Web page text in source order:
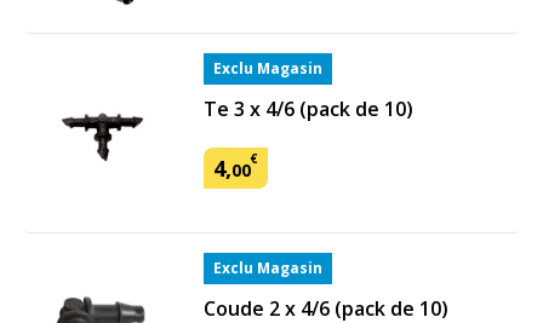
Exclu Magasin
Te 3 x 4/6 (pack de 10)
4,00€
Exclu Magasin
Coude 2 x 4/6 (pack de 10)